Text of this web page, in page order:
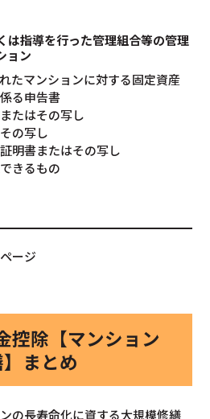
は指導を行った管理組合等の管理
ョン
たマンションに対する固定資産
る申告書
たはその写し
の写し
明書またはその写し
きるもの
ージ
控除【マンション
まとめ
の長寿命化に資する大規模修繕